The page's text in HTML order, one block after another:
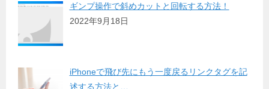
ギンプ操作で斜めカットと回転する方法！
2022年9月18日
iPhoneで飛び先にもう一度戻るリンクタグを記
述する方法と…